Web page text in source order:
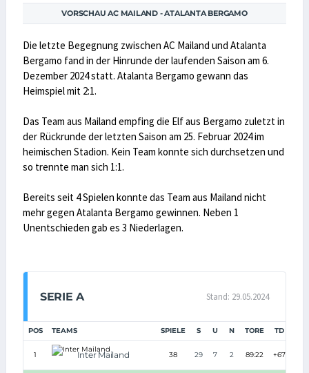
VORSCHAU AC MAILAND - ATALANTA BERGAMO
Die letzte Begegnung zwischen AC Mailand und Atalanta
Bergamo fand in der Hinrunde der laufenden Saison am 6.
Dezember 2024 statt. Atalanta Bergamo gewann das
Heimspiel mit 2:1.
Das Team aus Mailand empfing die Elf aus Bergamo zuletzt in
der Rückrunde der letzten Saison am 25. Februar 2024 im
heimischen Stadion. Kein Team konnte sich durchsetzen und
so trennte man sich 1:1.
Bereits seit 4 Spielen konnte das Team aus Mailand nicht
mehr gegen Atalanta Bergamo gewinnen. Neben 1
Unentschieden gab es 3 Niederlagen.
SERIE A Stand: 29.05.2024
POS TEAMS SPIELE S U N TORE TD
1 Inter Mailand 38 29 7 2 89:22 +67